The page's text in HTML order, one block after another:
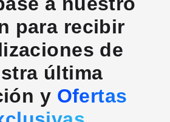
para recibir
de
última
y Ofertas